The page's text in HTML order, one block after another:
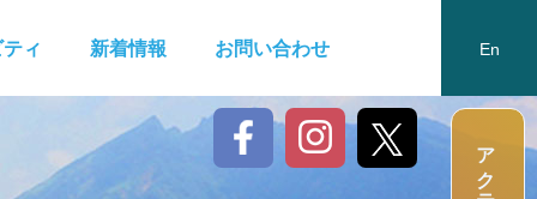
ィ 新着情報 お問い合わせ En
Ja Activityapplicatio